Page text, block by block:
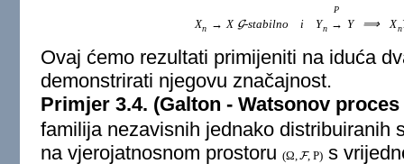
Xn → X G-stabilno i Yn
P
→ Y ⟹ Xn
Ovaj ćemo rezultati primijeniti na iduća
demonstrirati njegovu značajnost.
Primjer 3.4. (Galton - Watsonov
familija nezavisnih jednako distribuiranih
na vjerojatnosnom prostoru (Ω, F, P) s